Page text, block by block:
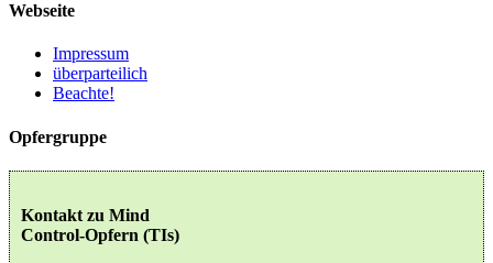
Webseite
Impressum
überparteilich
Beachte!
Opfergruppe
Kontakt zu Mind
Control-Opfern (TIs)